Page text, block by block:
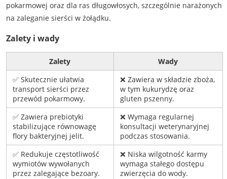
pokarmowej oraz dla ras długowłosych, szczególnie narażonych
na zaleganie sierści w żołądku.
Zalety i wady
Zalety
Wady
✅ Skutecznie ułatwia
transport sierści przez
przewód pokarmowy.
❌ Zawiera w składzie zboża,
w tym kukurydzę oraz
gluten pszenny.
✅ Zawiera prebiotyki
stabilizujące równowagę
flory bakteryjnej jelit.
❌ Wymaga regularnej
konsultacji weterynaryjnej
podczas stosowania.
✅ Redukuje częstotliwość
wymiotów wywołanych
przez zalegające bezoary.
❌ Niska wilgotność karmy
wymaga stałego dostępu
zwierzęcia do wody.